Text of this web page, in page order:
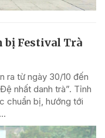
bị Festival Trà
ra từ ngày 30/10 đến
nhất danh trà”. Tỉnh
chuẩn bị, hướng tới